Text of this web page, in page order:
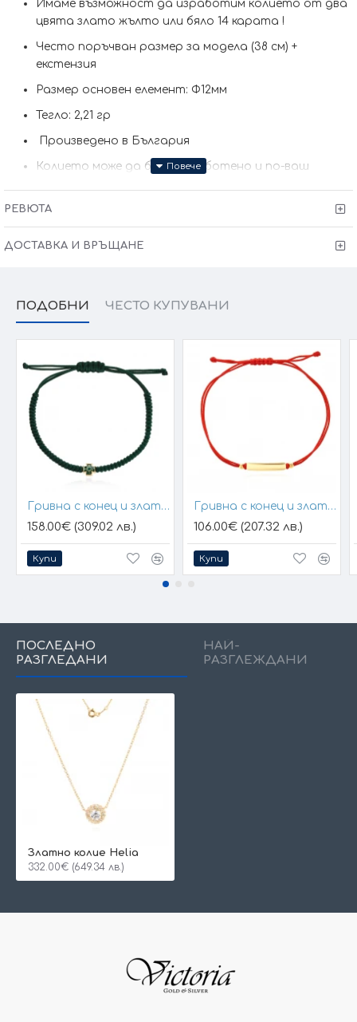
Имаме възможност да изработим кoлието от два
цвята злато жълто или бяло 14 карата !
Често поръчван размер за модела (38 см) +
екстензия
Размер основен елемент: Ф12мм
Тегло: 2,21 гр
Произведено в България
Колието може да бъде изработено и по-ваш
Сертификат за качество и произход !
Гаранция от
6 месеца + тест и преглед !
Kрайната цена и теглото може да варират тъй като
РЕВЮТА
ДОСТАВКА И ВРЪЩАНЕ
ПОДОБНИ ЧЕСТО КУПУВАНИ
Гривна с конец и златен елемент кръст
158.00€ (309.02 лв.)
Купи
Гривна с конец и златна плочка за гравиране
106.00€ (207.32 лв.)
Купи
ПОСЛЕДНО
РАЗГЛЕДАНИ
НАЙ-
РАЗГЛЕЖДАНИ
Златно колие Helia
332.00€ (649.34 лв.)